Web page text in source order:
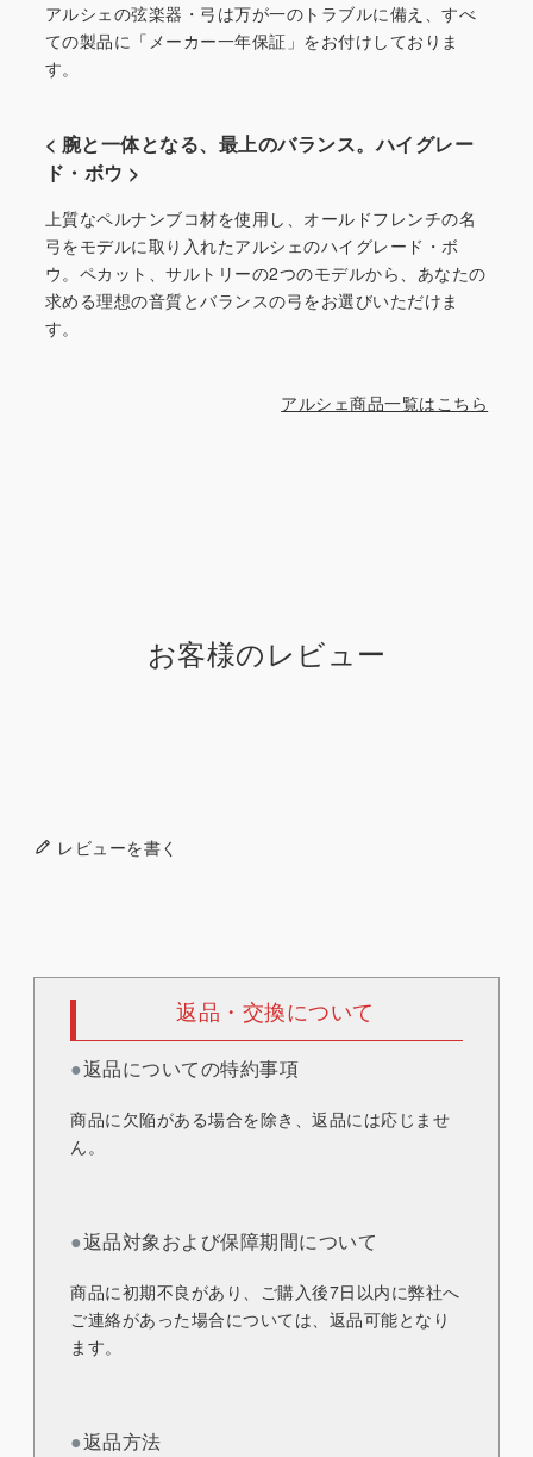
アルシェの弦楽器・弓は万が一のトラブルに備え、すべ
ての製品に「メーカー一年保証」をお付けしておりま
す。
< 腕と一体となる、最上のバランス。ハイグレー
ド・ボウ >
上質なペルナンブコ材を使用し、オールドフレンチの名
弓をモデルに取り入れたアルシェのハイグレード・ボ
ウ。ペカット、サルトリーの2つのモデルから、あなたの
求める理想の音質とバランスの弓をお選びいただけま
す。
アルシェ商品一覧はこちら
お客様のレビュー
レビューを書く
返品・交換について
●返品についての特約事項
商品に欠陥がある場合を除き、返品には応じませ
ん。
●返品対象および保障期間について
商品に初期不良があり、ご購入後7日以内に弊社へ
ご連絡があった場合については、返品可能となり
ます。
●返品方法